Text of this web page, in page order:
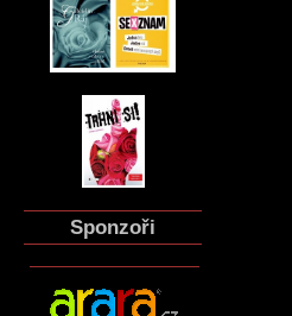
Sponzoři